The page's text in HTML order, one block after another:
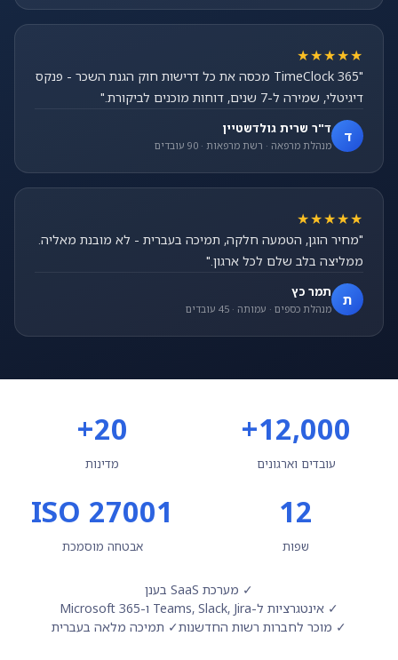
★★★★★
"TimeClock 365 מכסה את כל דרישות חוק הגנת השכר - פנקס
דיגיטלי, שמירה ל-7 שנים, דוחות מוכנים לביקורת."
ד ד"ר שרית גולדשטיין
מנהלת מרפאה · רשת מרפאות · 90 עובדים
★★★★★
"מחיר הוגן, הטמעה חלקה, תמיכה בעברית - לא מובנת מאליה.
ממליצה בלב שלם לכל ארגון."
ת תמר כץ
מנהלת כספים · עמותה · 45 עובדים
12,000+
עובדים וארגונים
20+
מדינות
12
שפות
ISO 27001
אבטחה מוסמכת
✓ מערכת SaaS בענן
✓ אינטגרציות ל-Teams, Slack, Jira ו-Microsoft 365
✓ מוכר לחברות רשות החדשנות✓ תמיכה מלאה בעברית